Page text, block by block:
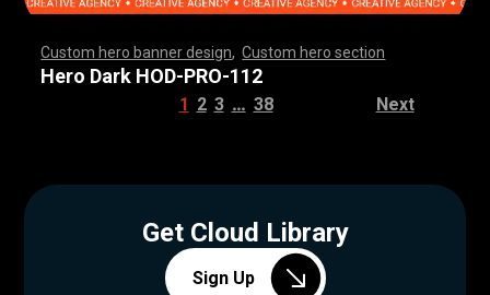
Custom hero banner design ,Custom hero section
,,,,,,,,,,,,,,,,,,,,,,,,,,,,,, ,,,,,,,,,,,,,,,,,,,,,,,
,,,,,,,,,,,,,,,,,,,,,,,,,,,,,, ,,,,,,,,,,,,,,,,,,,,,,
Hero Dark HOD-PRO-112
1 2 3 … 38 Next
Get Cloud Library
Sign Up